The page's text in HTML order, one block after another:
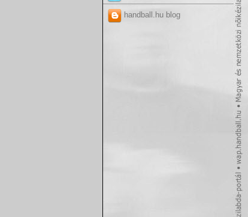
handball.hu blog